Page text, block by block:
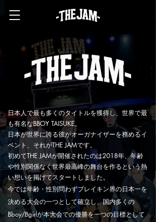
日本人で最も多くのタイトルを獲得し、世界で最
も有名なBBOY TAISUKE。
日本が世界に誇る彼がオーガナイザーを務めるイ
ベント、それがTHE JAMです。
初めてTHE JAMが開催されたのは2018年、年齢
や性別関係なく世界最高峰の舞台を作るという熱
い想いを掲げてスタートしました。
今では年齢・性別問わずブレイキン界の日本一を
決める大会の一つとして確立し、国内多くの
Bboy/Bgirlが本大会での優勝を一つの目標として